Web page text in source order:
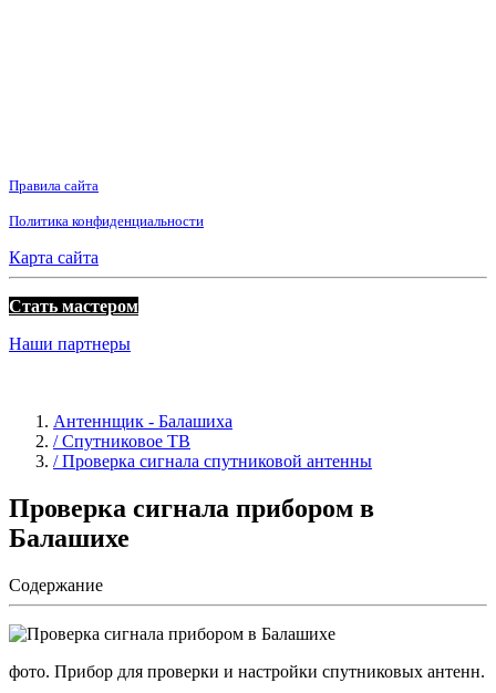
Правила сайта
Политика конфиденциальности
Карта сайта
Стать мастером
Наши партнеры
Антеннщик - Балашиха
/ Спутниковое ТВ
/ Проверка сигнала спутниковой антенны
Проверка сигнала прибором в
Балашихе
Содержание
фото. Прибор для проверки и настройки спутниковых антенн.